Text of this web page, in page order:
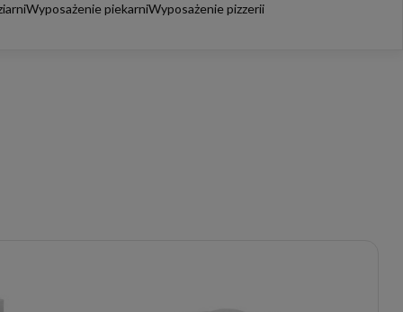
Wyposażenie piekarniWyposażenie pizzerii